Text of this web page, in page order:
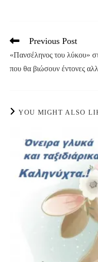
Read
articles
Previous Post
«Πανσέληνος του λύκου»
που θα βιώσουν έντονες
YOU MIGHT ALSO